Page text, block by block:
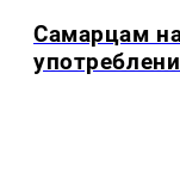
Самарцам